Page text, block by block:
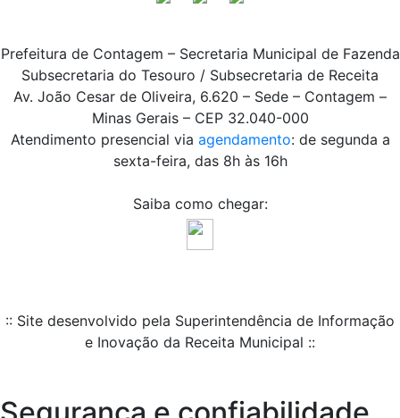
Prefeitura de Contagem – Secretaria Municipal de Fazenda
Subsecretaria do Tesouro / Subsecretaria de Receita
Av. João Cesar de Oliveira, 6.620 – Sede – Contagem –
Minas Gerais – CEP 32.040-000
Atendimento presencial via agendamento: de segunda a
sexta-feira, das 8h às 16h
Saiba como chegar:
:: Site desenvolvido pela Superintendência de Informação
e Inovação da Receita Municipal ::